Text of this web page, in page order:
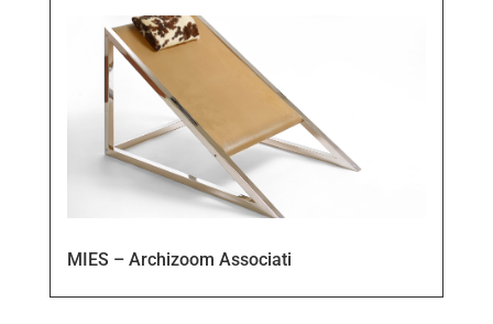
MIES – Archizoom Associati